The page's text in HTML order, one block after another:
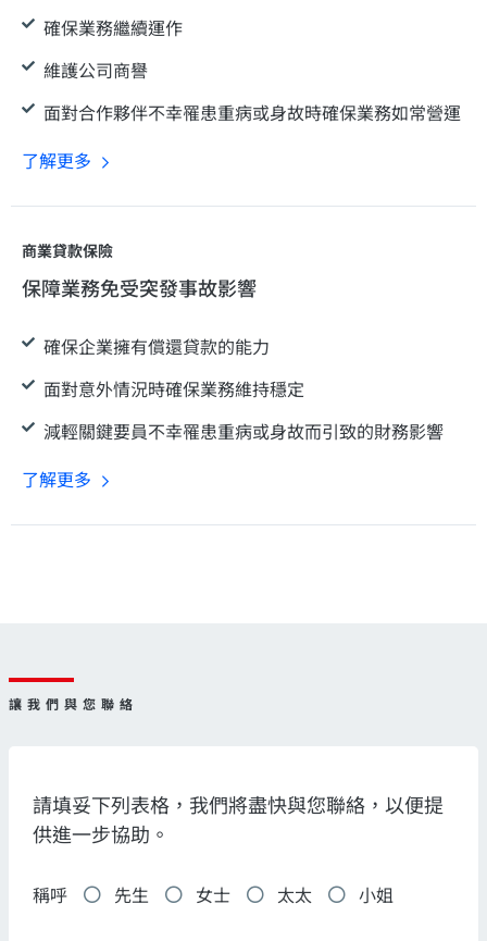
確保業務繼續運作
維護公司商譽
面對合作夥伴不幸罹患重病或身故時確保業務如常營運
了解更多
商業貸款保險
保障業務免受突發事故影響
確保企業擁有償還貸款的能力
面對意外情況時確保業務維持穩定
減輕關鍵要員不幸罹患重病或身故而引致的財務影響
了解更多
讓我們與您聯絡
請填妥下列表格，我們將盡快與您聯絡，以便提
供進一步協助。
稱呼 先生 女士 太太 小姐